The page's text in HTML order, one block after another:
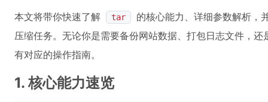
本文将带你快速了解 tar
的核心能力、详细参数解析，
压缩任务。无论你是需要备份网站数据、打包日志文件，
有对应的操作指南。
1. 核心能力速览